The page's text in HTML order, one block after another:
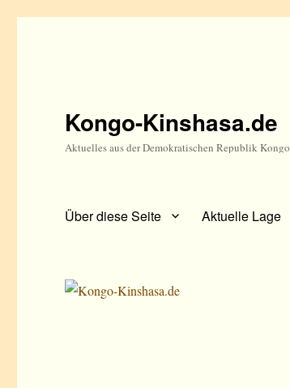
Kongo-Kinshasa.de
Aktuelles aus der Demokratischen Republik Kongo
Über diese Seite Aktuelle Lage